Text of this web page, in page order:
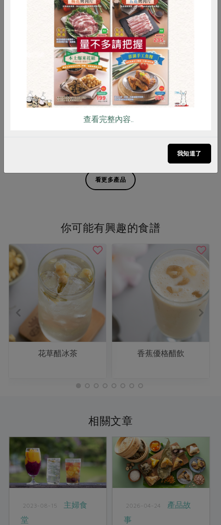
綠主張38度米酒-600ml
600毫升
陳明旭(佳昌養蜂園)
龍眼花蜂蜜-500g
全素
看更多產品
你可能有興趣的食譜
花草醋冰茶 香蕉優格醋飲
相關文章
2023-08-15
主婦食
堂
2026-04-24
產品故
事
RPET 食譜 減硝酸鹽
雞蛋 食安 共同購買
查看完整內容..
我知道了